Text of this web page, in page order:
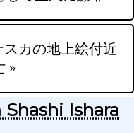
カの地上絵付近
»
Ishara